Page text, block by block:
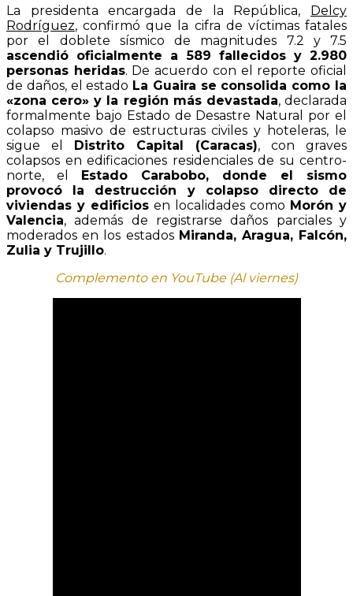
La presidenta encargada de la República,
Delcy
Rodríguez, confirmó que la cifra de víctimas fatales
por el doblete sísmico de magnitudes 7.2 y 7.5
ascendió oficialmente a 589 fallecidos y 2.980
personas heridas. De acuerdo con el reporte oficial
de daños, el estado La Guaira se consolida como la
«zona cero» y la región más devastada, declarada
formalmente bajo Estado de Desastre Natural por el
colapso masivo de estructuras civiles y hoteleras, le
sigue el
Distrito Capital (Caracas), con graves
colapsos en edificaciones residenciales de su centro-
norte, el
Estado Carabobo, donde el sismo
provocó la destrucción y colapso directo de
viviendas y edificios en localidades como Morón y
Valencia, además de registrarse daños parciales y
moderados en los estados Miranda, Aragua, Falcón,
Zulia y Trujillo.
Complemento en YouTube (Al viernes)